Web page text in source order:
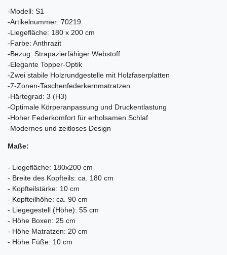
-Modell: S1
-Artikelnummer: 70219
-Liegefläche: 180 x 200 cm
-Farbe: Anthrazit
-Bezug: Strapazierfähiger Webstoff
-Elegante Topper-Optik
-Zwei stabile Holzrundgestelle mit Holzfaserplatten
-7-Zonen-Taschenfederkernmatratzen
-Härtegrad: 3 (H3)
-Optimale Körperanpassung und Druckentlastung
-Hoher Federkomfort für erholsamen Schlaf
-Modernes und zeitloses Design
Maße:
- Liegefläche: 180x200 cm
- Breite des Kopfteils: ca. 180 cm
- Kopfteilstärke: 10 cm
- Kopfteilhöhe: ca. 90 cm
- Liegegestell (Höhe): 55 cm
- Höhe Boxen: 25 cm
- Höhe Matratzen: 20 cm
- Höhe Füße: 10 cm